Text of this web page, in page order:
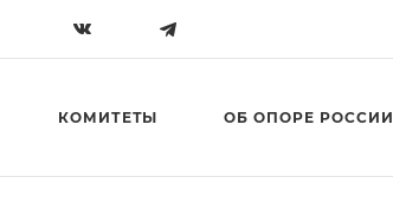
КОМИТЕТЫ ОБ ОПОРЕ РОССИИ